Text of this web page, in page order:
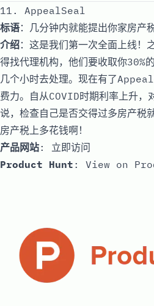
11. AppealSeal
标语：几分钟内就能提出你家房产
介绍：这是我们第一次全面上线！
得找代理机构，他们要收取你30%
几个小时去处理。现在有了
费力。自从COVID时期利率上升，
说，检查自己是否交得过多房产税
房产税上多花钱啊！
产品网站: 立即访问
Product Hunt : View on